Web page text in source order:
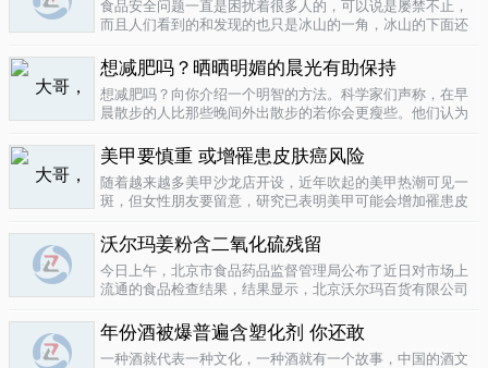
食品安全问题一直是困扰着很多人的，可以说是屡禁不止，
而且人们看到的和发现的也只是冰山的一角，冰山的下面还
中国家向发达国家进展的过程中的必经之路吧，但是，人们
要为这种发展付出一定的代价，尤其..
想减肥吗？晒晒明媚的晨光有助保持
想减肥吗？向你介绍一个明智的方法。科学家们声称，在早
晨散步的人比那些晚间外出散步的若你会更瘦些。他们认为
国研究人员让54名男性和女性研究参与者在手腕上戴上监控
器，记录他们在一个星期内晒太阳..
美甲要慎重 或增罹患皮肤癌风险
随着越来越多美甲沙龙店开设，近年吹起的美甲热潮可见一
斑，但女性朋友要留意，研究已表明美甲可能会增加罹患皮
美甲很受欢迎是因为它可以防止指甲断裂。但专家表示，美
甲过程中用以硬化凝胶的光疗..
沃尔玛姜粉含二氧化硫残留
今日上午，北京市食品药品监督管理局公布了近日对市场上
流通的食品检查结果，结果显示，北京沃尔玛百货有限公司
款小食品甜蜜素超标。二氧化硫在我国禁止用于姜粉这类食
物，据市食药监局食品安全专家介绍..
年份酒被爆普遍含塑化剂 你还敢
一种酒就代表一种文化，一种酒就有一个故事，中国的酒文